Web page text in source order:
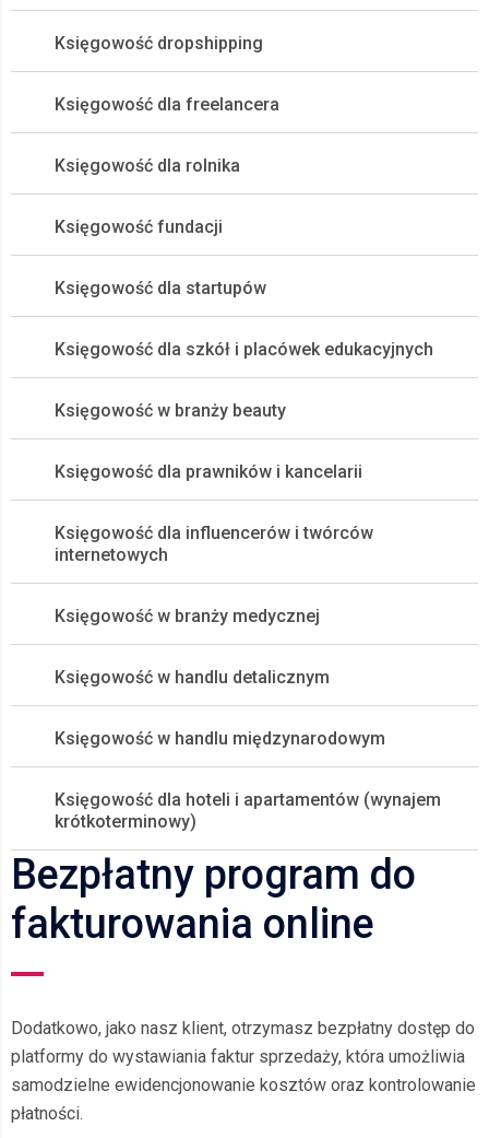
Księgowość dropshipping
Księgowość dla freelancera
Księgowość dla rolnika
Księgowość fundacji
Księgowość dla startupów
Księgowość dla szkół i placówek edukacyjnych
Księgowość w branży beauty
Księgowość dla prawników i kancelarii
Księgowość dla influencerów i twórców
internetowych
Księgowość w branży medycznej
Księgowość w handlu detalicznym
Księgowość w handlu międzynarodowym
Księgowość dla hoteli i apartamentów (wynajem
krótkoterminowy)
Bezpłatny program do
fakturowania online
Dodatkowo, jako nasz klient, otrzymasz bezpłatny dostęp do
platformy do wystawiania faktur sprzedaży, która umożliwia
samodzielne ewidencjonowanie kosztów oraz kontrolowanie
płatności.